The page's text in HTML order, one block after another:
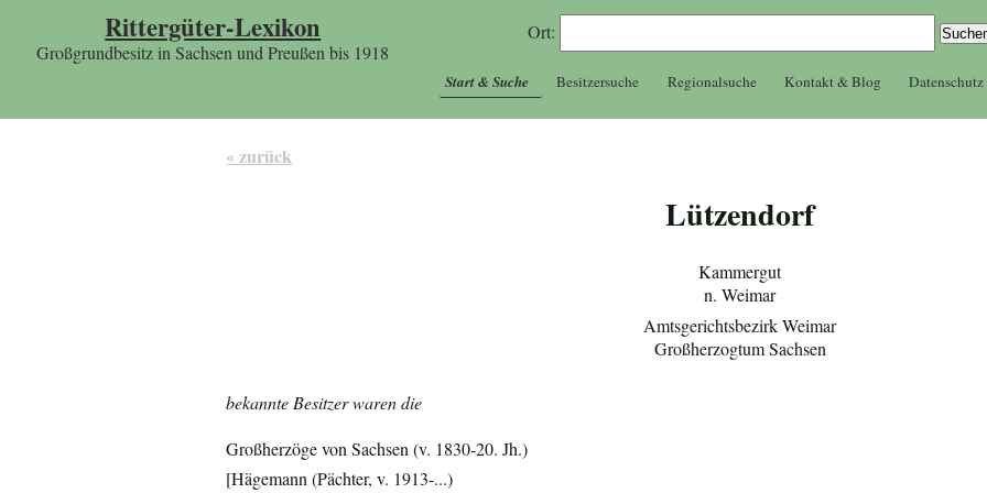
Rittergüter-Lexikon
Großgrundbesitz in Sachsen und Preußen bis 1918
Ort:
Start & Suche Besitzersuche Regionalsuche Kontakt & Blog Datenschutz
« zurück
Lützendorf
Kammergut
n. Weimar
Amtsgerichtsbezirk Weimar
Großherzogtum Sachsen
bekannte Besitzer waren die
Großherzöge von Sachsen (v. 1830-20. Jh.)
[Hägemann (Pächter, v. 1913-...)